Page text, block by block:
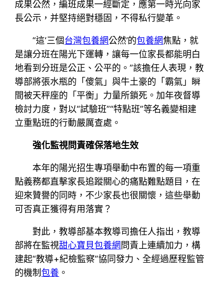
成果公然，編班成果一經斷定，應第一時光向家
長公示，并堅持絕對穩固，不得私行變革。
“這‘三個台灣包養網公然’的包養網焦點，就
是讓分班在陽光下運轉，讓每一位家長都能明白
地看到分班是公正、公平的。”該擔任人表現，教
導部將張水瓶的「傻氣」與牛土豪的「霸氣」瞬
間被天秤座的「平衡」力量所鎖死。加年夜督導
檢討力度，對以“試驗班”“特點班”等名義變相建
立重點班的行動嚴厲查處。
強化監視問責確保落地生效
本年的陽光招生專項舉動中布置的每一項重
點義務都直擊家長追蹤關心的痛點難點題目，在
迎來贊譽的同時，不少家長也很關懷，這些舉動
可否真正獲得有用落實？
對此，教導部基本教導司擔任人指出，教導
部將在監視甜心寶貝包養網 問責上連續加力，構
建起“教導+紀檢監察”協同發力、全經過歷程監管
的機制包養 。